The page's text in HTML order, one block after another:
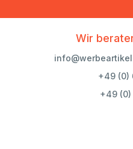
Wir
+49 (0)
+49 (0)